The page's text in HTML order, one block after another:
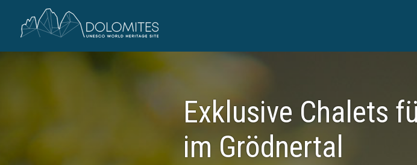
Exklusive Chalets
im Grödnertal